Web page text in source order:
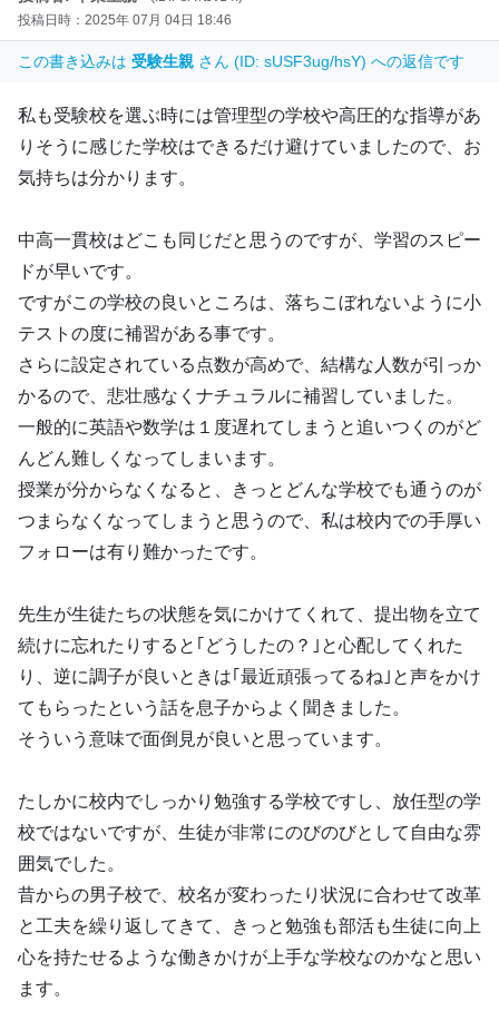
投稿日時：2025年 07月 04日 18:46
この書き込みは 受験生親 さん (ID: sUSF3ug/hsY) への返信です
私も受験校を選ぶ時には管理型の学校や高圧的な指導があ
りそうに感じた学校はできるだけ避けていましたので、お
気持ちは分かります。
中高一貫校はどこも同じだと思うのですが、学習のスピー
ドが早いです。
ですがこの学校の良いところは、落ちこぼれないように小
テストの度に補習がある事です。
さらに設定されている点数が高めで、結構な人数が引っか
かるので、悲壮感なくナチュラルに補習していました。
一般的に英語や数学は１度遅れてしまうと追いつくのがど
んどん難しくなってしまいます。
授業が分からなくなると、きっとどんな学校でも通うのが
つまらなくなってしまうと思うので、私は校内での手厚い
フォローは有り難かったです。
先生が生徒たちの状態を気にかけてくれて、提出物を立て
続けに忘れたりすると｢どうしたの？｣と心配してくれた
り、逆に調子が良いときは｢最近頑張ってるね｣と声をかけ
てもらったという話を息子からよく聞きました。
そういう意味で面倒見が良いと思っています。
たしかに校内でしっかり勉強する学校ですし、放任型の学
校ではないですが、生徒が非常にのびのびとして自由な雰
囲気でした。
昔からの男子校で、校名が変わったり状況に合わせて改革
と工夫を繰り返してきて、きっと勉強も部活も生徒に向上
心を持たせるような働きかけが上手な学校なのかなと思い
ます。